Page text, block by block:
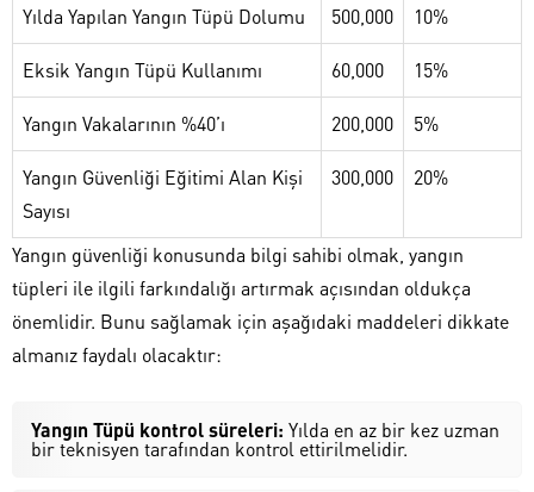
Yılda Yapılan Yangın Tüpü Dolumu 500,000 10%
Eksik Yangın Tüpü Kullanımı 60,000 15%
Yangın Vakalarının %40’ı 200,000 5%
Yangın Güvenliği Eğitimi Alan Kişi
Sayısı
300,000 20%
Yangın güvenliği konusunda bilgi sahibi olmak, yangın
tüpleri ile ilgili farkındalığı artırmak açısından oldukça
önemlidir. Bunu sağlamak için aşağıdaki maddeleri dikkate
almanız faydalı olacaktır:
Yangın Tüpü kontrol süreleri: Yılda en az bir kez uzman
bir teknisyen tarafından kontrol ettirilmelidir.